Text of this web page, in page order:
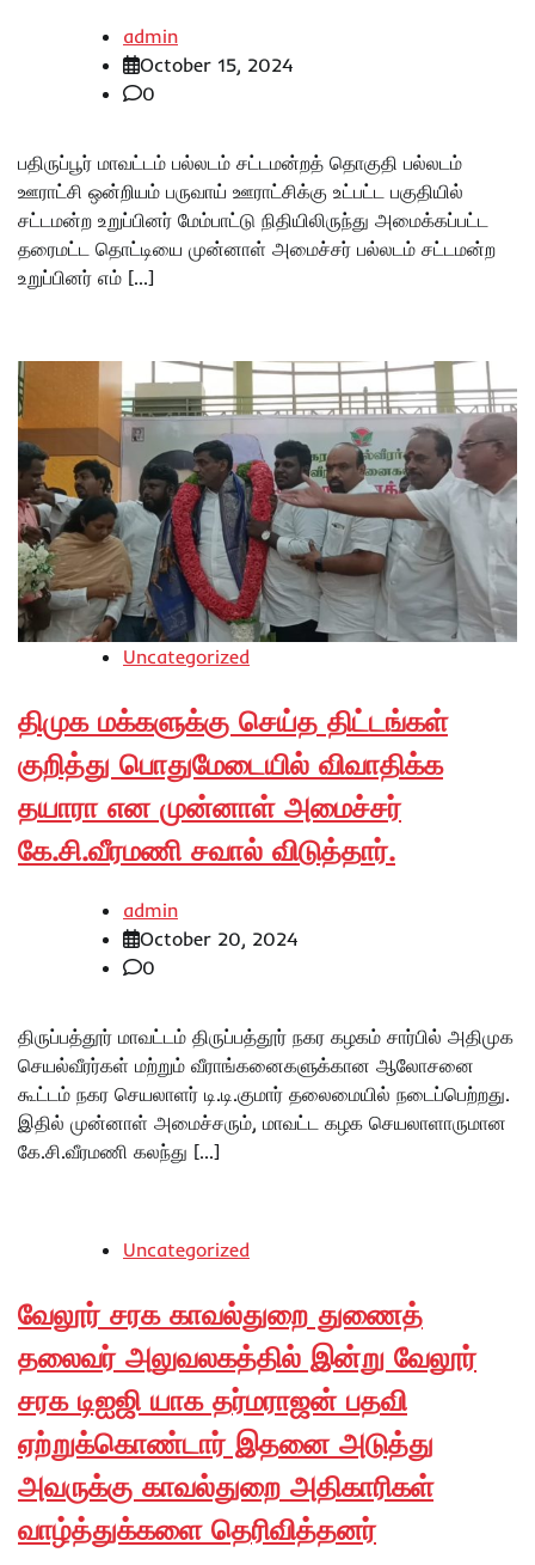
admin
October 15, 2024
0
பதிருப்பூர் மாவட்டம் பல்லடம் சட்டமன்றத் தொகுதி பல்லடம்
ஊராட்சி ஒன்றியம் பருவாய் ஊராட்சிக்கு உட்பட்ட பகுதியில்
சட்டமன்ற உறுப்பினர் மேம்பாட்டு நிதியிலிருந்து அமைக்கப்பட்ட
தரைமட்ட தொட்டியை முன்னாள் அமைச்சர் பல்லடம் சட்டமன்ற
உறுப்பினர் எம் […]
Uncategorized
திமுக மக்களுக்கு செய்த திட்டங்கள்
குறித்து பொதுமேடையில் விவாதிக்க
தயாரா என முன்னாள் அமைச்சர்
கே.சி.வீரமணி சவால் விடுத்தார்.
admin
October 20, 2024
0
திருப்பத்தூர் மாவட்டம் திருப்பத்தூர் நகர கழகம் சார்பில் அதிமுக
செயல்வீரர்கள் மற்றும் வீராங்கனைகளுக்கான ஆலோசனை
கூட்டம் நகர செயலாளர் டி.டி.குமார் தலைமையில் நடைப்பெற்றது.
இதில் முன்னாள் அமைச்சரும், மாவட்ட கழக செயலாளாருமான
கே.சி.வீரமணி கலந்து […]
Uncategorized
வேலூர் சரக காவல்துறை துணைத்
தலைவர் அலுவலகத்தில் இன்று வேலூர்
சரக டிஐஜி யாக தர்மராஜன் பதவி
ஏற்றுக்கொண்டார் இதனை அடுத்து
அவருக்கு காவல்துறை அதிகாரிகள்
வாழ்த்துக்களை தெரிவித்தனர்